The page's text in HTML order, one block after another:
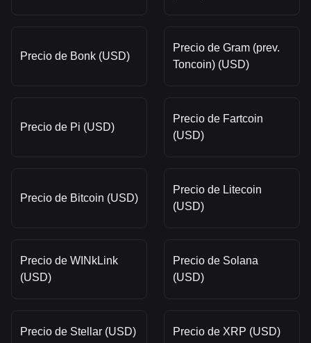
Precio de Bonk (USD)
Precio de Gram (prev.
Toncoin) (USD)
Precio de Pi (USD)
Precio de Fartcoin
(USD)
Precio de Bitcoin (USD)
Precio de Litecoin
(USD)
Precio de WINkLink
(USD)
Precio de Solana
(USD)
Precio de Stellar (USD) Precio de XRP (USD)